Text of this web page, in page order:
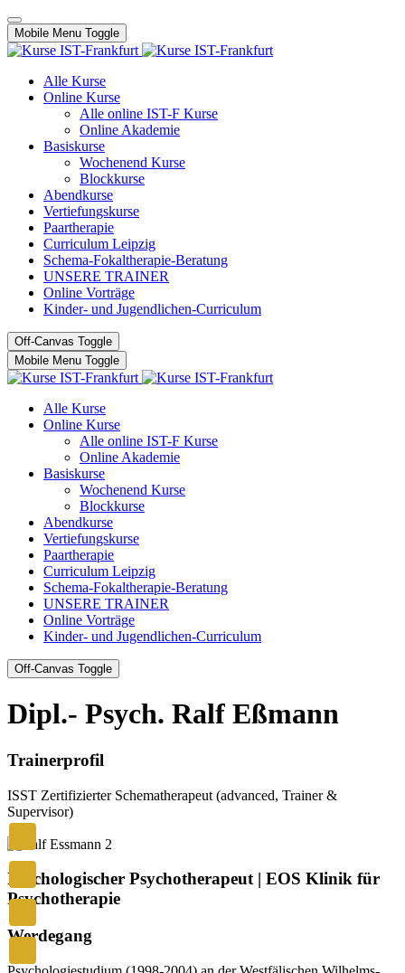
Mobile Menu Toggle
Alle Kurse
Online Kurse
Alle online IST-F Kurse
Online Akademie
Basiskurse
Wochenend Kurse
Blockkurse
Abendkurse
Vertiefungskurse
Paartherapie
Curriculum Leipzig
Schema-Fokaltherapie-Beratung
UNSERE TRAINER
Online Vorträge
Kinder- und Jugendlichen-Curriculum
Off-Canvas Toggle
Mobile Menu Toggle
Alle Kurse
Online Kurse
Alle online IST-F Kurse
Online Akademie
Basiskurse
Wochenend Kurse
Blockkurse
Abendkurse
Vertiefungskurse
Paartherapie
Curriculum Leipzig
Schema-Fokaltherapie-Beratung
UNSERE TRAINER
Online Vorträge
Kinder- und Jugendlichen-Curriculum
Off-Canvas Toggle
Dipl.- Psych. Ralf Eßmann
Trainerprofil
ISST Zertifizierter Schematherapeut (advanced, Trainer &
Supervisor)
Psychologischer Psychotherapeut | EOS Klinik für
Psychotherapie
Werdegang